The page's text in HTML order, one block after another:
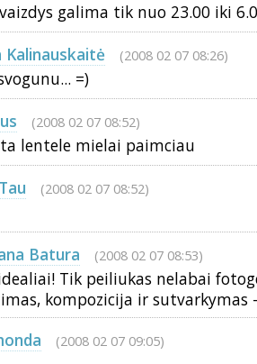
galima tik nuo 23.00 iki
Kalinauskaitė (2008 02 07 08:26)
=)
(2008 02 07 08:52)
lentele mielai paimciau
(2008 02 07 08:52)
Batura (2008 02 07 08:53)
Tik peiliukas nelabai
kompozicija ir sutvarkymas
(2008 02 07 09:05)